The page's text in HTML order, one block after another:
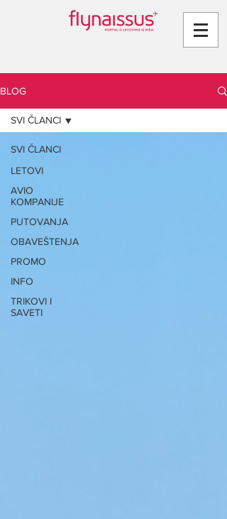
BLOG
SVI ČLANCI
LETOVI
AVIO
KOMPANIJE
PUTOVANJA
OBAVEŠTENJA
PROMO
INFO
TRIKOVI I
SAVETI
SVI ČLANCI